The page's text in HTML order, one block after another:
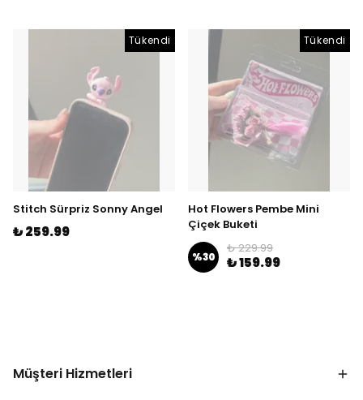
Tükendi
Stitch Sürpriz Sonny Angel
₺ 259.99
Tükendi
Hot Flowers Pembe Mini
Çiçek Buketi
%30
₺ 229.99
₺ 159.99
Müşteri Hizmetleri